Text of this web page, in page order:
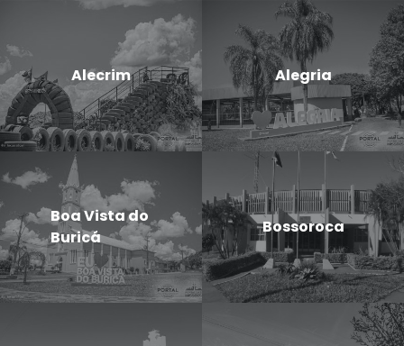
Alecrim Alegria
Boa Vista do
Buricá
Bossoroca